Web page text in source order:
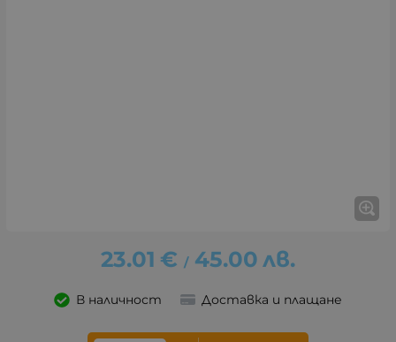
23.01 € / 45.00 лв.
В наличност Доставка и плащане